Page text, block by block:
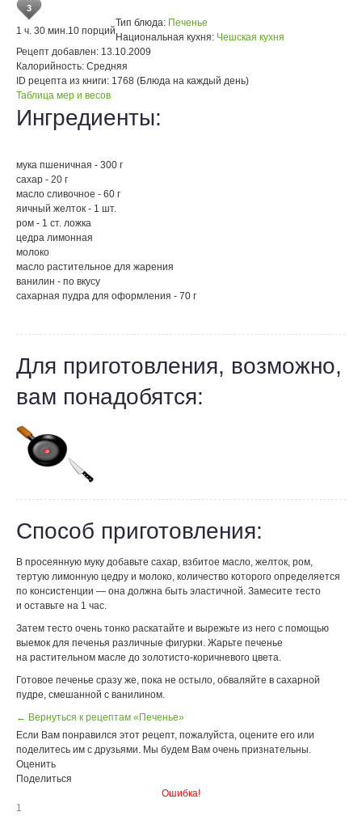
3
1 ч. 30 мин.10 порций
Тип блюда: Печенье
Национальная кухня: Чешская кухня
Рецепт добавлен: 13.10.2009
Калорийность: Средняя
ID рецепта из книги: 1768 (Блюда на каждый день)
Таблица мер и весов
Ингредиенты:
мука пшеничная - 300 г
сахар - 20 г
масло сливочное - 60 г
яичный желток - 1 шт.
ром - 1 ст. ложка
цедра лимонная
молоко
масло растительное для жарения
ванилин - по вкусу
сахарная пудра для оформления - 70 г
Для приготовления, возможно,
вам понадобятся:
Способ приготовления:
В просеянную муку добавьте сахар, взбитое масло, желток, ром,
тертую лимонную цедру и молоко, количество которого определяется
по консистенции — она должна быть эластичной. Замесите тесто
и оставьте на 1 час.
Затем тесто очень тонко раскатайте и вырежьте из него с помощью
выемок для печенья различные фигурки. Жарьте печенье
на растительном масле до золотисто-коричневого цвета.
Готовое печенье сразу же, пока не остыло, обваляйте в сахарной
пудре, смешанной с ванилином.
← Вернуться к рецептам «Печенье»
Если Вам понравился этот рецепт, пожалуйста, оцените его или
поделитесь им с друзьями. Мы будем Вам очень признательны.
Оценить
Поделиться
Ошибка!
1